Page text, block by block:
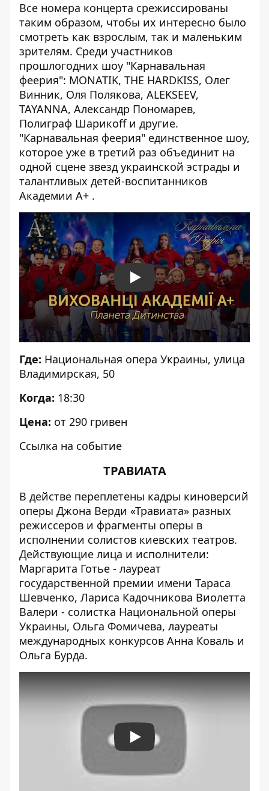
Все номера концерта срежиссированы
таким образом, чтобы их интересно было
смотреть как взрослым, так и маленьким
зрителям. Среди участников
прошлогодних шоу "Карнавальная
феерия": MONATIK, THE HARDKISS, Олег
Винник, Оля Полякова, ALEKSEEV,
TAYANNA, Александр Пономарев,
Полиграф Шарикоff и другие.
"Карнавальная феерия" единственное шоу,
которое уже в третий раз объединит на
одной сцене звезд украинской эстрады и
талантливых детей-воспитанников
Академии А+ .
Play
Где: Национальная опера Украины, улица
Владимирская, 50
Когда: 18:30
Цена: от 290 гривен
Ссылка на событие
ТРАВИАТА
В действе переплетены кадры киноверсий
оперы Джона Верди «Травиата» разных
режиссеров и фрагменты оперы в
исполнении солистов киевских театров.
Действующие лица и исполнители:
Маргарита Готье - лауреат
государственной премии имени Тараса
Шевченко, Лариса Кадочникова Виолетта
Валери - солистка Национальной оперы
Украины, Ольга Фомичева, лауреаты
международных конкурсов Анна Коваль и
Ольга Бурда.
Play